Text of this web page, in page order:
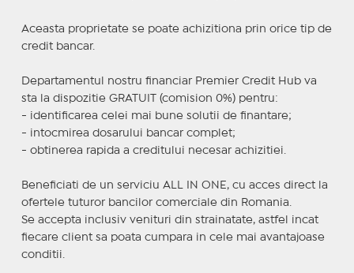
Aceasta proprietate se poate achizitiona prin orice tip de
credit bancar.
Departamentul nostru financiar Premier Credit Hub va
sta la dispozitie GRATUIT (comision 0%) pentru:
- identificarea celei mai bune solutii de finantare;
- intocmirea dosarului bancar complet;
- obtinerea rapida a creditului necesar achizitiei.
Beneficiati de un serviciu ALL IN ONE, cu acces direct la
ofertele tuturor bancilor comerciale din Romania.
Se accepta inclusiv venituri din strainatate, astfel incat
fiecare client sa poata cumpara in cele mai avantajoase
conditii.